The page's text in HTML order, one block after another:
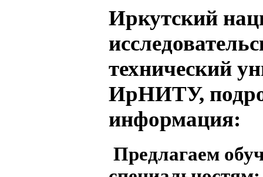
Иркутский
технический
ИрНИТУ,
информация:
Предлагаем